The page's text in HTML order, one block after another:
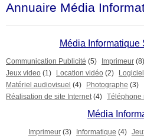
Annuaire Média
Média Informatique
Communication Publicité (5) Imprimeur (8)
Jeux video (1) Location vidéo (2)
Matériel audiovisuel (4) Photographe (3)
Réalisation de site Internet (4) Téléphone
Média
Imprimeur (3) Informatique (4)